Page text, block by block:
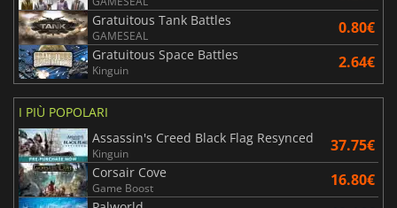
Gratuitous Tank Battles
GAMESEAL 0.80€
Gratuitous Space Battles
Kinguin 2.64€
I PIÙ POPOLARI
Assassin's Creed Black Flag Resynced
Kinguin 37.75€
Corsair Cove
Game Boost 16.80€